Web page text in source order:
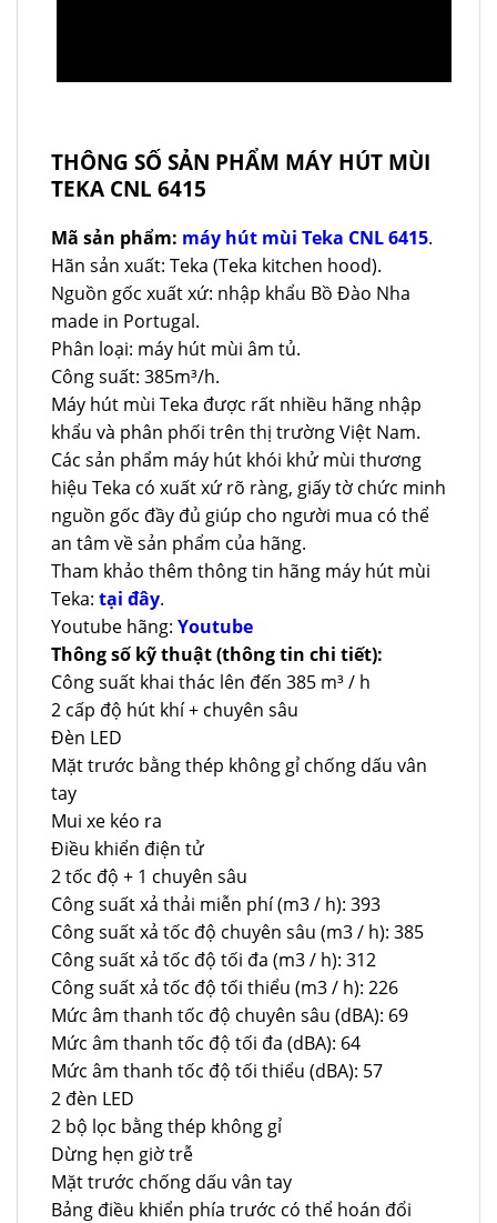
THÔNG SỐ SẢN PHẨM MÁY HÚT MÙI
TEKA CNL 6415
Mã sản phẩm: máy hút mùi Teka CNL 6415.
Hãn sản xuất: Teka (Teka kitchen hood).
Nguồn gốc xuất xứ: nhập khẩu Bồ Đào Nha
made in Portugal.
Phân loại: máy hút mùi âm tủ.
Công suất: 385m³/h.
Máy hút mùi Teka được rất nhiều hãng nhập
khẩu và phân phối trên thị trường Việt Nam.
Các sản phẩm máy hút khói khử mùi thương
hiệu Teka có xuất xứ rõ ràng, giấy tờ chức minh
nguồn gốc đầy đủ giúp cho người mua có thể
an tâm về sản phẩm của hãng.
Tham khảo thêm thông tin hãng máy hút mùi
Teka: tại đây.
Youtube hãng: Youtube
Thông số kỹ thuật (thông tin chi tiết):
Công suất khai thác lên đến 385 m³ / h
2 cấp độ hút khí + chuyên sâu
Đèn LED
Mặt trước bằng thép không gỉ chống dấu vân
tay
Mui xe kéo ra
Điều khiển điện tử
2 tốc độ + 1 chuyên sâu
Công suất xả thải miễn phí (m3 / h): 393
Công suất xả tốc độ chuyên sâu (m3 / h): 385
Công suất xả tốc độ tối đa (m3 / h): 312
Công suất xả tốc độ tối thiểu (m3 / h): 226
Mức âm thanh tốc độ chuyên sâu (dBA): 69
Mức âm thanh tốc độ tối đa (dBA): 64
Mức âm thanh tốc độ tối thiểu (dBA): 57
2 đèn LED
2 bộ lọc bằng thép không gỉ
Dừng hẹn giờ trễ
Mặt trước chống dấu vân tay
Bảng điều khiển phía trước có thể hoán đổi